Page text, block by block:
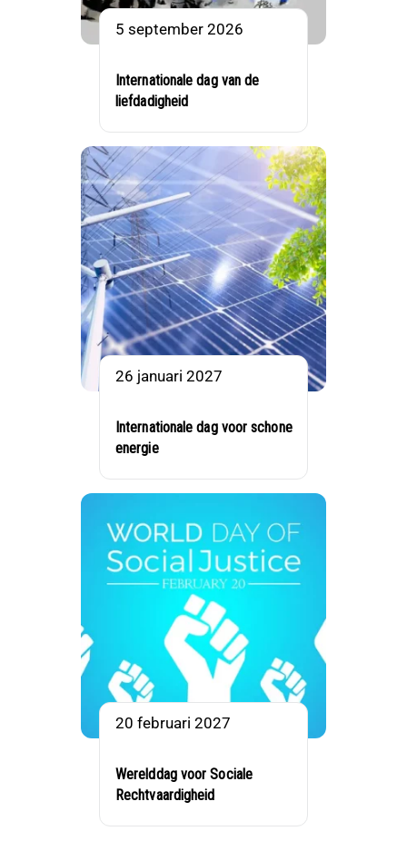
5 september 2026
Internationale dag van de
liefdadigheid
26 januari 2027
Internationale dag voor schone
energie
20 februari 2027
Werelddag voor Sociale
Rechtvaardigheid